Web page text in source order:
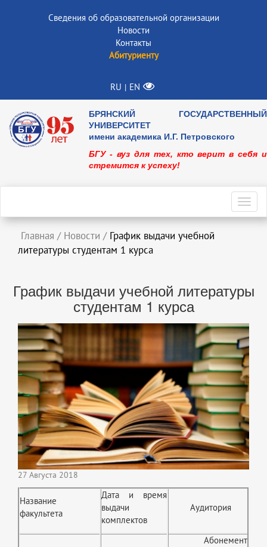
Сведения об образовательной организации
Новости
Контакты
Абитуриенту
RU | EN
БРЯНСКИЙ ГОСУДАРСТВЕННЫЙ
УНИВЕРСИТЕТ
имени академика И.Г. Петровского
БГУ - вуз для тех, кто верит в себя и
стремится к успеху!
Главная / Новости / График выдачи учебной
литературы студентам 1 курса
График выдачи учебной литературы
студентам 1 курса
27 Августа 2018
Название
факультета
Дата и время
выдачи
комплектов
Аудитория
Абонемент